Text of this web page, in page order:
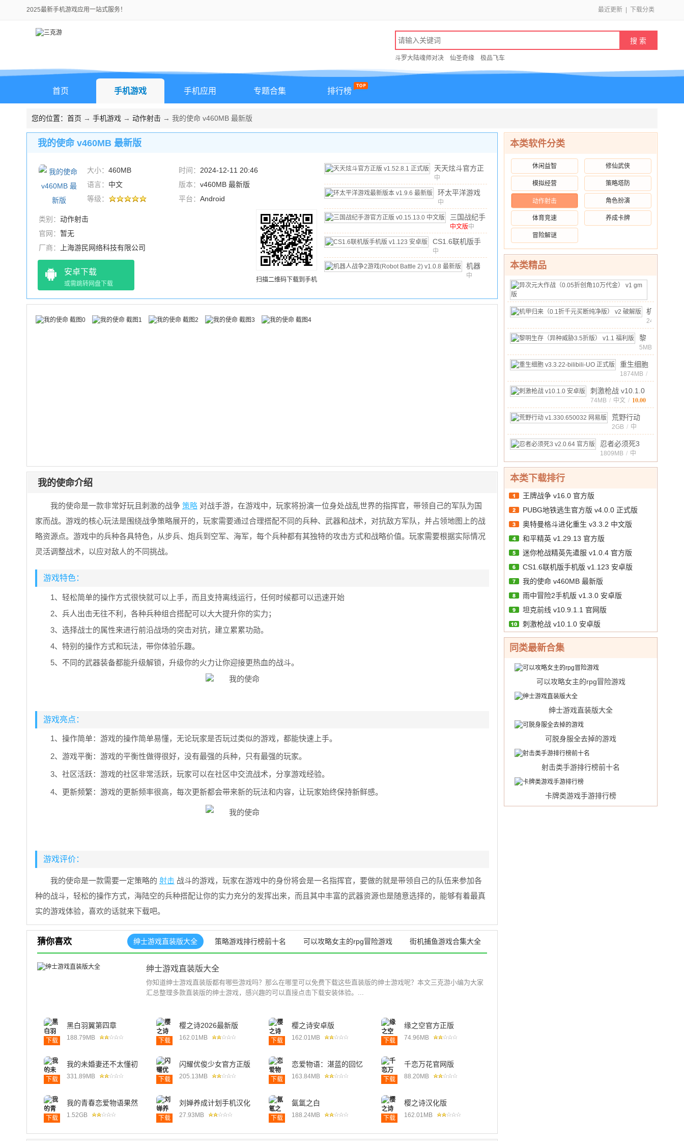
2025最新手机游戏应用一站式服务！ 最近更新 下载分类
斗罗大陆魂师对决 仙圣奇缘 极品飞车
首页 手机游戏 手机应用 专题合集 排行榜
您的位置： 首页 → 手机游戏 → 动作射击 → 我的使命 v460MB 最新版
我的使命 v460MB 最新版
大小： 460MB 时间： 2024-12-11 20:46
语言： 中文 版本： v460MB 最新版
等级：
平台： Android
类别： 动作射击
官网： 暂无
厂商：
上海游民网络科技有限公司
安卓下载
或需跳转网盘下载
天天炫斗官方正
版
式版
中
文 / 43.91M / 10.00
环太平洋游戏
最新版本
v1.9.6 最新版
中
文 / 224.99M / 10.00
三国战纪手
游官方正版
v0.15.13.0
中文版
中文版中
文 / 1.91G / 10.00
CS1.6联机版手
机版
卓版
中
文 / 688.17M / 10.00
机器
人战
(Robot
中
10.00
扫描二维码下载到手机
我的使命介绍
我的使命是一款非常好玩且刺激的战争 策略 对战手游，在游戏中，玩家将扮演一位身处战乱世界的指挥官，带领自己的军队为国
家而战。游戏的核心玩法是围绕战争策略展开的，玩家需要通过合理搭配不同的兵种、武器和战术，对抗敌方军队，并占领地图上的战
略资源点。游戏中的兵种各具特色，从步兵、炮兵到空军、海军，每个兵种都有其独特的攻击方式和战略价值。玩家需要根据实际情况
灵活调整战术，以应对敌人的不同挑战。
游戏特色：
1、轻松简单的操作方式很快就可以上手，而且支持离线运行，任何时候都可以迅速开始
2、兵人出击无往不利，各种兵种组合搭配可以大大提升你的实力；
3、选择战士的属性来进行前沿战场的突击对抗，建立累累功勋。
4、特别的操作方式和玩法，带你体验乐趣。
5、不同的武器装备都能升级解锁，升级你的火力让你迎接更热血的战斗。
游戏亮点：
1、操作简单：游戏的操作简单易懂，无论玩家是否玩过类似的游戏，都能快速上手。
2、游戏平衡：游戏的平衡性做得很好，没有最强的兵种，只有最强的玩家。
3、社区活跃：游戏的社区非常活跃，玩家可以在社区中交流战术，分享游戏经验。
4、更新频繁：游戏的更新频率很高，每次更新都会带来新的玩法和内容，让玩家始终保持新鲜感。
游戏评价：
我的使命是一款需要一定策略的 射击 战斗的游戏，玩家在游戏中的身份将会是一名指挥官，要做的就是带领自己的队伍来参加各
种的战斗，轻松的操作方式，海陆空的兵种搭配让你的实力充分的发挥出来，而且其中丰富的武器资源也是随意选择的，能够有着最真
实的游戏体验，喜欢的话就来下载吧。
猜你喜欢 绅士游戏直装版大全 策略游戏排行榜前十名 可以攻略女主的rpg冒险游戏 街机捕鱼游戏合集大全
绅士游戏直装版大全
你知道绅士游戏直装版都有哪些游戏吗？那么在哪里可以免费下载这些直装版的绅士游戏呢？本文三克游小编为大家
汇总整理多款直装版的绅士游戏，感兴趣的可以直接点击下载安装体验。...
下载
黑白羽翼第四章
188.79MB 下载
樱之诗2026最新版
162.01MB 下载
樱之诗安卓版
162.01MB 下载
缘之空官方正版
74.96MB
下载
我的未婚妻还不太懂初
恋安卓版
331.89MB 下载
闪耀优俊少女官方正版
205.13MB 下载
恋爱物语：湛蓝的回忆
163.84MB 下载
千恋万花官网版
88.20MB
下载
我的青春恋爱物语果然
有问题汉化版
1.52GB 下载
刘婵养成计划手机汉化
版
27.93MB 下载
氤氲之白
188.24MB 下载
樱之诗汉化版
162.01MB
本类软件分类
休闲益智 修仙武侠
模拟经营 策略塔防
动作射击 角色扮演
体育竞速 养成卡牌
冒险解谜
本类精品
折
代
中
机
甲
（0.1
折
千
元
版）
解
24MB
中
黎
明
存
（异
种
威
胁
3.5
福
利
5MB
中
文
重生细胞
v3.3.22-
正式版
1874MB /
中
文 / 10.00
刺激枪战 v10.1.0
安卓版
74MB / 中文 / 10.00
荒野行动
v1.330.650032
2GB / 中
文 / 10.00
忍者必须死3
v2.0.64 官方版
1809MB / 中
文 / 10.00
本类下载排行
王牌战争 v16.0 官方版
PUBG地铁逃生官方版 v4.0.0 正式版
奥特曼格斗进化重生 v3.3.2 中文版
和平精英 v1.29.13 官方版
迷你枪战精英先遣服 v1.0.4 官方版
CS1.6联机版手机版 v1.123 安卓版
我的使命 v460MB 最新版
雨中冒险2手机版 v1.3.0 安卓版
坦克前线 v10.9.1.1 官网版
刺激枪战 v10.1.0 安卓版
同类最新合集
可以攻略女主的rpg冒险游戏
绅士游戏直装版大全
可脱身服全去掉的游戏
射击类手游排行榜前十名
卡牌类游戏手游排行榜